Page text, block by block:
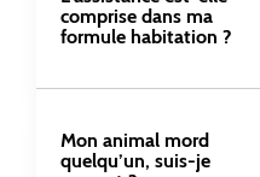
comprise dans ma
Mon animal mord
quelqu’un, suis-je